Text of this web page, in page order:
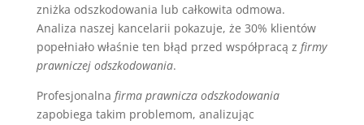
zniżka odszkodowania lub całkowita odmowa.
Analiza naszej kancelarii pokazuje, że 30% klientów
popełniało właśnie ten błąd przed współpracą z firmy
prawniczej odszkodowania.
Profesjonalna firma prawnicza odszkodowania
zapobiega takim problemom, analizując